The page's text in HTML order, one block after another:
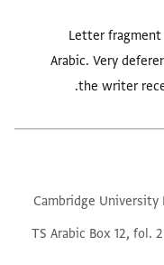
Letter fragment
Arabic. Very
the writer
Cambridge University
TS Arabic Box 12, fol.